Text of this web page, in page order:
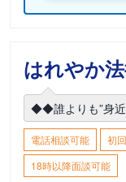
はれやか
◆◆誰よりも”身
電話相談可能 初
18時以降面談可能